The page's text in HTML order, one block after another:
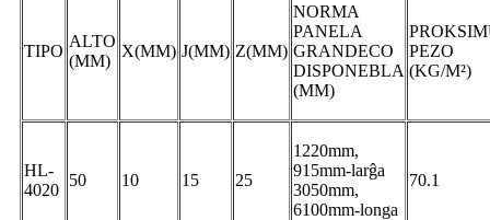
TIPO
ALTO
(MM)
X(MM) J(MM) Z(MM)
NORMA
PANELA
GRANDECO
DISPONEBLA
(MM)
PEZO
(KG/M²)
HL-
4020
50 10 15 25
1220mm,
915mm-larĝa
3050mm,
6100mm-longa
70.1